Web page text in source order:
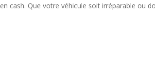
en cash. Que votre véhicule soit irréparable ou